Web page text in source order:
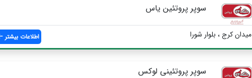
سوپر پروتئین یاس
میدان کرج ، بلوار شورا اطلاعات بیشتر
سوپر پروتئینی لوکس